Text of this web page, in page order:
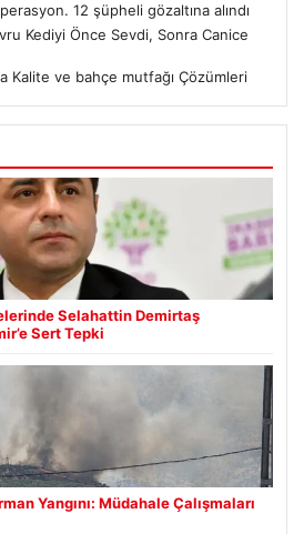
12 şüpheli gözaltına alındı
Kediyi Önce Sevdi, Sonra Canice
Kalite ve bahçe mutfağı Çözümleri
Selahattin Demirtaş
Sert Tepki
Yangını: Müdahale Çalışmaları